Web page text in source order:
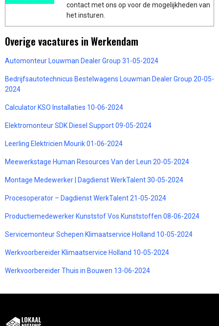
contact met ons op voor de mogelijkheden van
het insturen.
Overige vacatures in Werkendam
Automonteur Louwman Dealer Group 31-05-2024
Bedrijfsautotechnicus Bestelwagens Louwman Dealer Group 20-05-
2024
Calculator KSO Installaties 10-06-2024
Elektromonteur SDK Diesel Support 09-05-2024
Leerling Elektricien Mourik 01-06-2024
Meewerkstage Human Resources Van der Leun 20-05-2024
Montage Medewerker | Dagdienst WerkTalent 30-05-2024
Procesoperator – Dagdienst WerkTalent 21-05-2024
Productiemedewerker Kunststof Vos Kunststoffen 08-06-2024
Servicemonteur Schepen Klimaatservice Holland 10-05-2024
Werkvoorbereider Klimaatservice Holland 10-05-2024
Werkvoorbereider Thuis in Bouwen 13-06-2024